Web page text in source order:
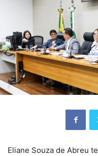
Eliane Souza de Abreu